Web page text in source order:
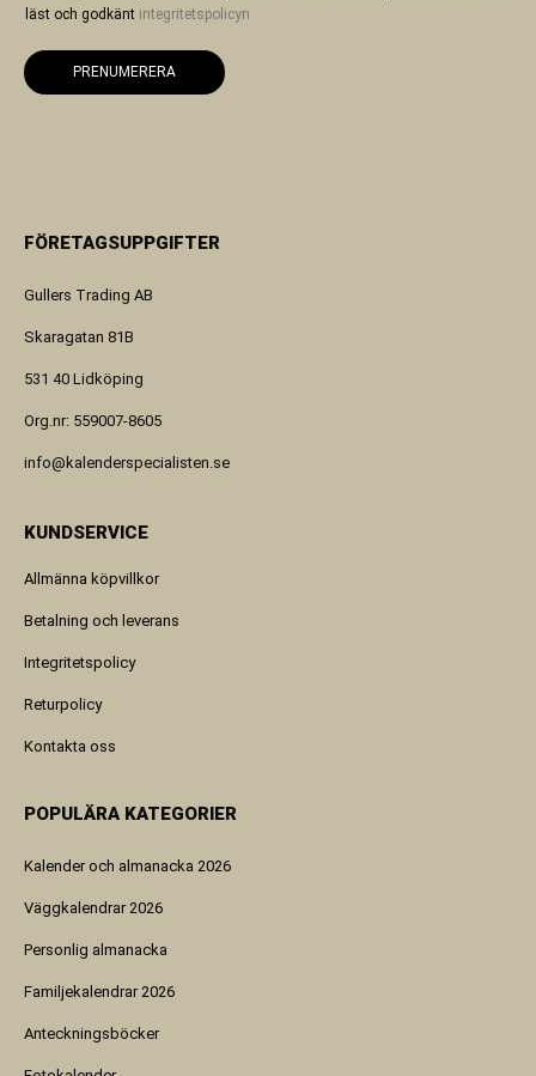
läst och godkänt integritetspolicyn
PRENUMERERA
FÖRETAGSUPPGIFTER
Gullers Trading AB
Skaragatan 81B
531 40 Lidköping
Org.nr: 559007-8605
info@kalenderspecialisten.se
KUNDSERVICE
Allmänna köpvillkor
Betalning och leverans
Integritetspolicy
Returpolicy
Kontakta oss
POPULÄRA KATEGORIER
Kalender och almanacka 2026
Väggkalendrar 2026
Personlig almanacka
Familjekalendrar 2026
Anteckningsböcker